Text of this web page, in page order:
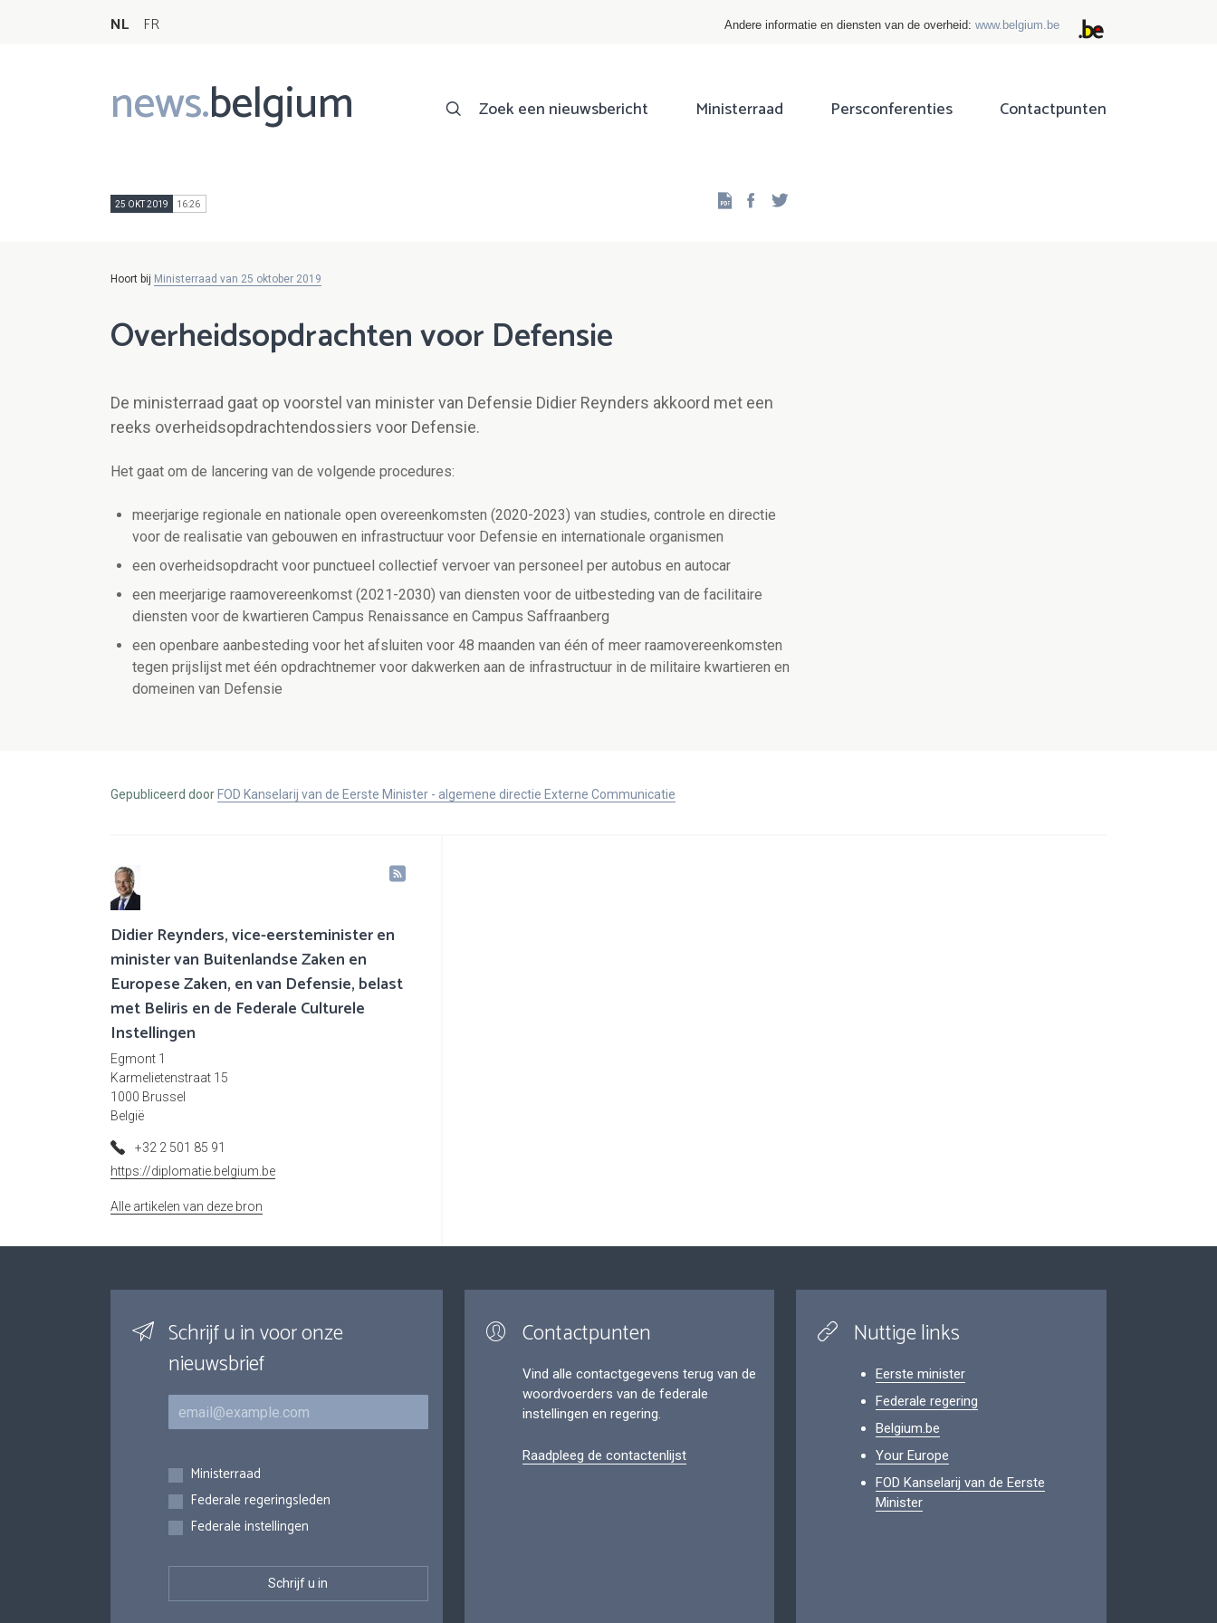
NL FR Andere informatie en diensten van de overheid: www.belgium.be
news.belgium
Main
navigation
Zoek een nieuwsbericht Ministerraad Persconferenties Contactpunten
25 OKT 2019 16:26 Facebook
Hoort bij Ministerraad van 25 oktober 2019
Overheidsopdrachten voor Defensie
De ministerraad gaat op voorstel van minister van Defensie Didier Reynders akkoord met een
reeks overheidsopdrachtendossiers voor Defensie.
Het gaat om de lancering van de volgende procedures:
meerjarige regionale en nationale open overeenkomsten (2020-2023) van studies, controle en directie
voor de realisatie van gebouwen en infrastructuur voor Defensie en internationale organismen
een overheidsopdracht voor punctueel collectief vervoer van personeel per autobus en autocar
een meerjarige raamovereenkomst (2021-2030) van diensten voor de uitbesteding van de facilitaire
diensten voor de kwartieren Campus Renaissance en Campus Saffraanberg
een openbare aanbesteding voor het afsluiten voor 48 maanden van één of meer raamovereenkomsten
tegen prijslijst met één opdrachtnemer voor dakwerken aan de infrastructuur in de militaire kwartieren en
domeinen van Defensie
Gepubliceerd door FOD Kanselarij van de Eerste Minister - algemene directie Externe Communicatie
Didier Reynders, vice-eersteminister en
minister van Buitenlandse Zaken en
Europese Zaken, en van Defensie, belast
met Beliris en de Federale Culturele
Instellingen
Egmont 1
Karmelietenstraat 15
1000 Brussel
België
+32 2 501 85 91
https://diplomatie.belgium.be
Alle artikelen van deze bron
Schrijf u in voor onze
nieuwsbrief
E-mail
Inschrijvingen
Ministerraad
Federale regeringsleden
Federale instellingen
Contactpunten
Vind alle contactgegevens terug van de
woordvoerders van de federale
instellingen en regering.
Raadpleeg de contactenlijst
Nuttige links
Eerste minister
Federale regering
Belgium.be
Your Europe
FOD Kanselarij van de Eerste
Minister